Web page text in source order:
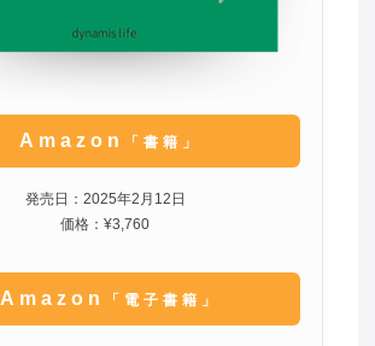
Amazon 「書籍」
発売日：2025年2月12日
価格：¥3,760
Amazon 「電子書籍」